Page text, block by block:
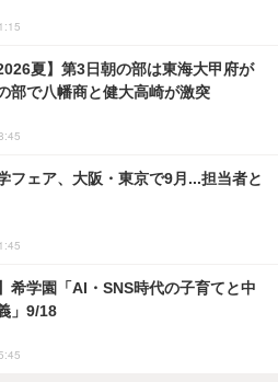
夏】第3日朝の部は東海大甲府が
部で八幡商と健大高崎が激突
フェア、大阪・東京で9月...担当者と
希学園「AI・SNS時代の子育てと中
」9/18